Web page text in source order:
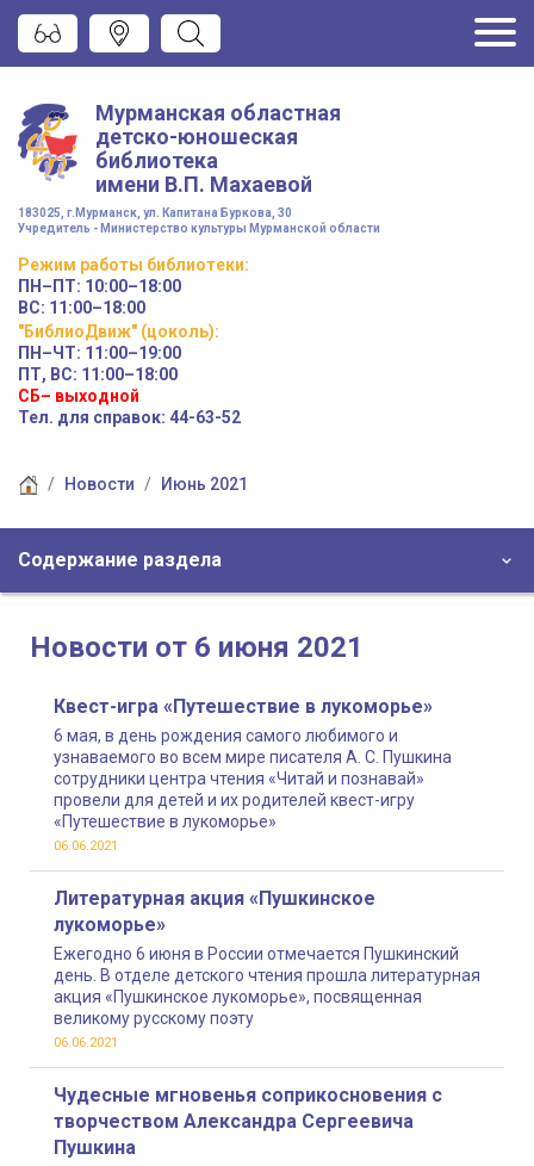
Мурманская областная
детско-юношеская
библиотека
имени В.П. Махаевой
183025, г.Мурманск, ул. Капитана Буркова, 30
Учредитель - Министерство культуры Мурманской области
Режим работы библиотеки:
ПН–ПТ: 10:00–18:00
ВС: 11:00–18:00
"БиблиоДвиж" (цоколь):
ПН–ЧТ: 11:00–19:00
ПТ, ВС: 11:00–18:00
СБ– выходной
Тел. для справок: 44-63-52
Новости Июнь 2021
Содержание раздела
Новости от 6 июня 2021
Квест-игра «Путешествие в лукоморье»
6 мая, в день рождения самого любимого и
узнаваемого во всем мире писателя А. С. Пушкина
сотрудники центра чтения «Читай и познавай»
провели для детей и их родителей квест-игру
«Путешествие в лукоморье»
06.06.2021
Литературная акция «Пушкинское
лукоморье»
Ежегодно 6 июня в России отмечается Пушкинский
день. В отделе детского чтения прошла литературная
акция «Пушкинское лукоморье», посвященная
великому русскому поэту
06.06.2021
Чудесные мгновенья соприкосновения с
творчеством Александра Сергеевича
Пушкина